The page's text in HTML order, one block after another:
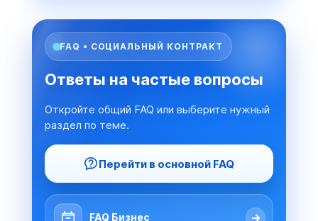
FAQ • СОЦИАЛЬНЫЙ КОНТРАКТ
Ответы на частые вопросы
Откройте общий FAQ или выберите нужный
раздел по теме.
Перейти в основной FAQ
FAQ Бизнес →